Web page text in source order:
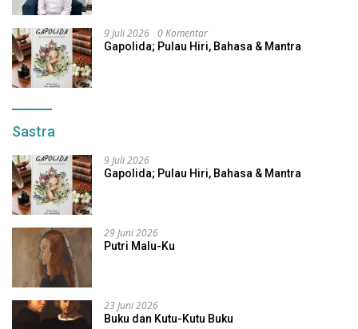
9 Juli 2026 0 Komentar
Gapolida; Pulau Hiri, Bahasa & Mantra
Sastra
9 Juli 2026
Gapolida; Pulau Hiri, Bahasa & Mantra
29 Juni 2026
Putri Malu-Ku
23 Juni 2026
Buku dan Kutu-Kutu Buku